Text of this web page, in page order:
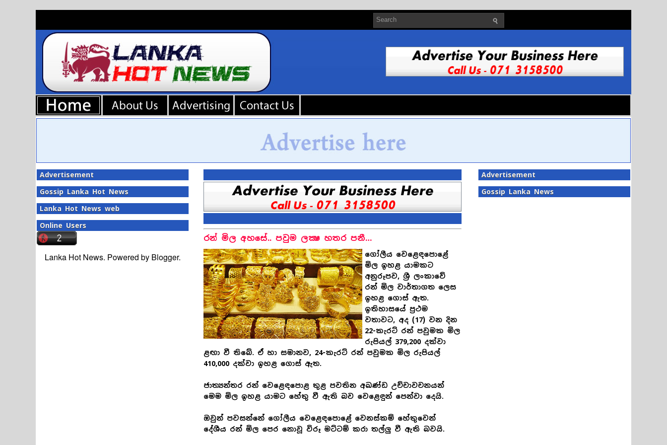
Advertisement
Gossip Lanka Hot News
Lanka Hot News web
Online Users
Lanka Hot News. Powered by Blogger.
රන් මිල අහසේ.. පවුම ලක්‍ෂ හතර පනී…
ගෝලීය වෙළෙඳපොළේ
මිල ඉහළ යාමකට
අනුරූපව, ශ්‍රී ලංකාවේ
රන් මිල වාර්තාගත ලෙස
ඉහළ ගොස් ඇත.
ඉතිහාසයේ ප්‍රථම
වතාවට, අද (17) වන දින
22-කැරට් රන් පවුමක මිල
රුපියල් 379,200 දක්වා
ළඟා වී තිබේ. ඒ හා සමානව, 24-කැරට් රන් පවුමක මිල රුපියල්
410,000 දක්වා ඉහළ ගොස් ඇත.
ජාත්‍යන්තර රන් වෙළෙඳපොළ තුළ පවතින අඛණ්ඩ උච්චාවචනයන්
මෙම මිල ඉහළ යාමට හේතු වී ඇති බව වෙළෙඳුන් පෙන්වා දෙයි.
ඔවුන් පවසන්නේ ගෝලීය වෙළෙඳපොළේ වෙනස්කම් හේතුවෙන්
දේශීය රන් මිල පෙර නොවූ විරූ මට්ටම් කරා තල්ලු වී ඇති බවයි.
Advertisement
Gossip Lanka News